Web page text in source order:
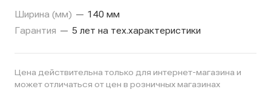
Ширина (мм) — 140 мм
Гарантия — 5 лет на тех.характеристики
Цена действительна только для интернет-магазина и
может отличаться от цен в розничных магазинах